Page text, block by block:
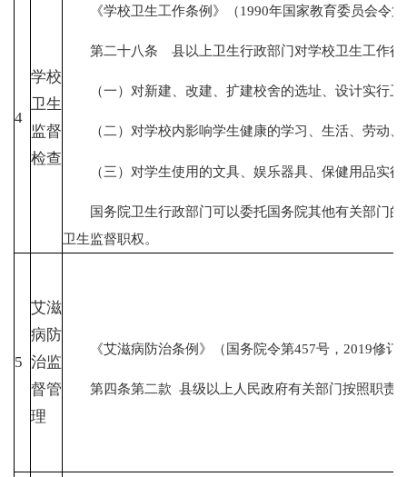
4
学校
卫生
监督
检查
《学校卫生工作条例》（1990年国家教育委员会令第
第二十八条 县以上卫生行政部门对学校卫生工作行
（一）对新建、改建、扩建校舍的选址、设计实行卫
（二）对学校内影响学生健康的学习、生活、劳动、
（三）对学生使用的文具、娱乐器具、保健用品实行
国务院卫生行政部门可以委托国务院其他有关部门的
卫生监督职权。
5
艾滋
病防
治监
督管
理
《艾滋病防治条例》（国务院令第457号，2019修订
第四条第二款 县级以上人民政府有关部门按照职责